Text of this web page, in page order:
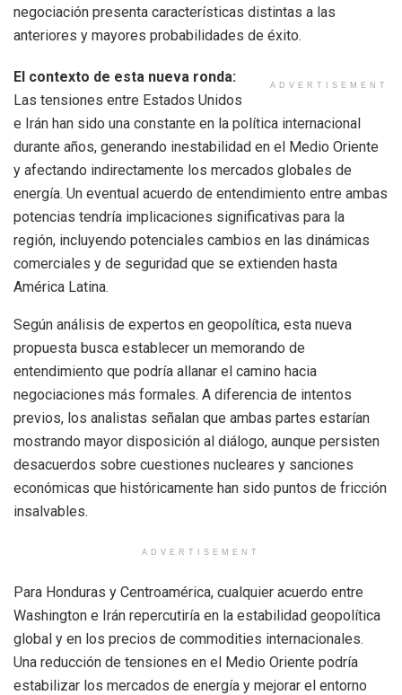
negociación presenta características distintas a las
anteriores y mayores probabilidades de éxito.
ADVERTISEMENT
El contexto de esta nueva ronda:
Las tensiones entre Estados Unidos
e Irán han sido una constante en la política internacional
durante años, generando inestabilidad en el Medio Oriente
y afectando indirectamente los mercados globales de
energía. Un eventual acuerdo de entendimiento entre ambas
potencias tendría implicaciones significativas para la
región, incluyendo potenciales cambios en las dinámicas
comerciales y de seguridad que se extienden hasta
América Latina.
Según análisis de expertos en geopolítica, esta nueva
propuesta busca establecer un memorando de
entendimiento que podría allanar el camino hacia
negociaciones más formales. A diferencia de intentos
previos, los analistas señalan que ambas partes estarían
mostrando mayor disposición al diálogo, aunque persisten
desacuerdos sobre cuestiones nucleares y sanciones
económicas que históricamente han sido puntos de fricción
insalvables.
ADVERTISEMENT
Para Honduras y Centroamérica, cualquier acuerdo entre
Washington e Irán repercutiría en la estabilidad geopolítica
global y en los precios de commodities internacionales.
Una reducción de tensiones en el Medio Oriente podría
estabilizar los mercados de energía y mejorar el entorno